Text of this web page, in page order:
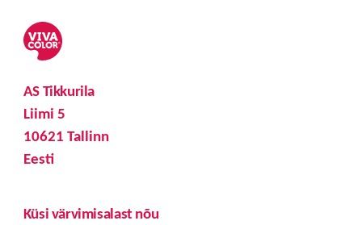
AS Tikkurila
Liimi 5
10621 Tallinn
Eesti
Küsi värvimisalast nõu